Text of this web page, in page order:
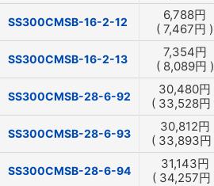
SS300CMSB-16-2-12 6,788円
( 7,467円 )
SS300CMSB-16-2-13 7,354円
( 8,089円 )
SS300CMSB-28-6-92 30,480円
( 33,528円
SS300CMSB-28-6-93 30,812円
( 33,893円
SS300CMSB-28-6-94 31,143円
( 34,257円